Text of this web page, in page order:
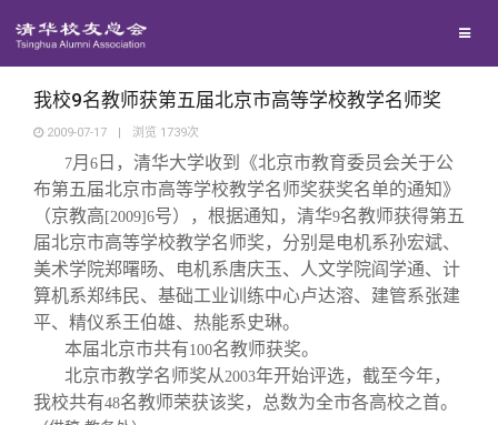
地区联络
年级联络
院系校友工作
专业委员会
兴趣群体
回馈母校
捐赠项目
捐赠新闻
捐赠纪事
捐赠方法
媒体平台
《清华校友通讯》
《水木清华》
我要订阅
百年清华
清华人物
清华故事
校友服务
终身学习
校友总会
我校9名教师获第五届北京市高等学校教学名师奖
2009-07-17 | 浏览 1739次
7月 6 日，清华大学收到《北京市教育委员会关于公
布第五届北京市高等学校教学名师奖获奖名单的通知》
（京教高 [2009]6号），根据通知，清华9名教师获得第五
届北京市高等学校教学名师奖，分别是电机系孙宏斌、
美术学院郑曙旸、电机系唐庆玉、人文学院阎学通、计
算机系郑纬民、基础工业训练中心卢达溶、建管系张建
平、精仪系王伯雄、热能系史琳。
本届北京市共有100名教师获奖。
北京市教学名师奖从2003年开始评选，截至今年，
我校共有48名教师荣获该奖，总数为全市各高校之首。